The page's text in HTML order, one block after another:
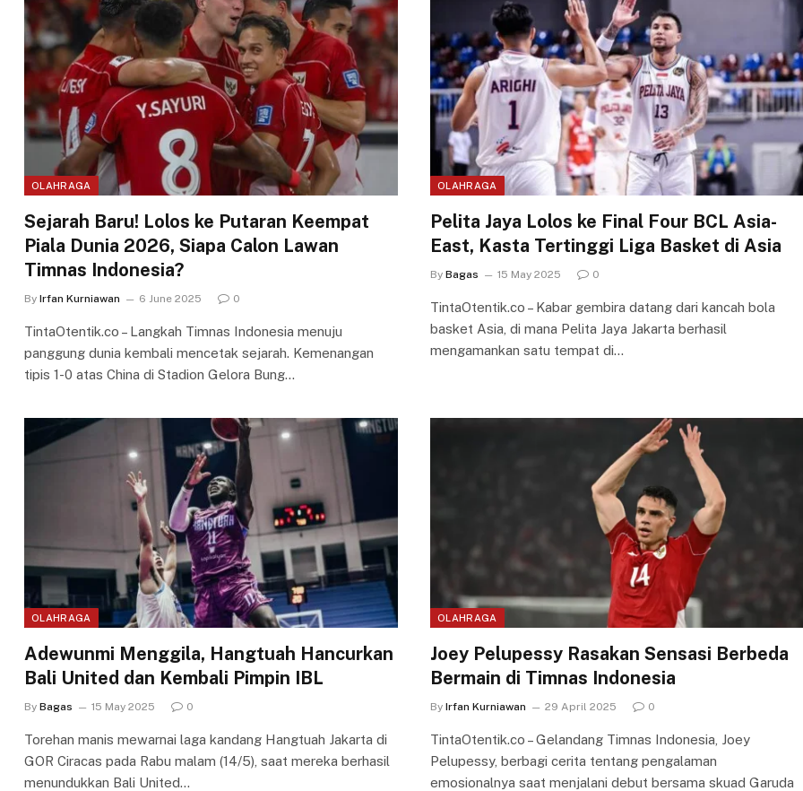
OLAHRAGA
Sejarah Baru! Lolos ke Putaran Keempat
Piala Dunia 2026, Siapa Calon Lawan
Timnas Indonesia?
By Irfan Kurniawan 6 June 2025 0
TintaOtentik.co – Langkah Timnas Indonesia menuju
panggung dunia kembali mencetak sejarah. Kemenangan
tipis 1-0 atas China di Stadion Gelora Bung…
OLAHRAGA
Pelita Jaya Lolos ke Final Four BCL Asia-
East, Kasta Tertinggi Liga Basket di Asia
By Bagas 15 May 2025 0
TintaOtentik.co – Kabar gembira datang dari kancah bola
basket Asia, di mana Pelita Jaya Jakarta berhasil
mengamankan satu tempat di…
OLAHRAGA
Adewunmi Menggila, Hangtuah Hancurkan
Bali United dan Kembali Pimpin IBL
By Bagas 15 May 2025 0
Torehan manis mewarnai laga kandang Hangtuah Jakarta di
GOR Ciracas pada Rabu malam (14/5), saat mereka berhasil
menundukkan Bali United…
OLAHRAGA
Joey Pelupessy Rasakan Sensasi Berbeda
Bermain di Timnas Indonesia
By Irfan Kurniawan 29 April 2025 0
TintaOtentik.co – Gelandang Timnas Indonesia, Joey
Pelupessy, berbagi cerita tentang pengalaman
emosionalnya saat menjalani debut bersama skuad Garuda